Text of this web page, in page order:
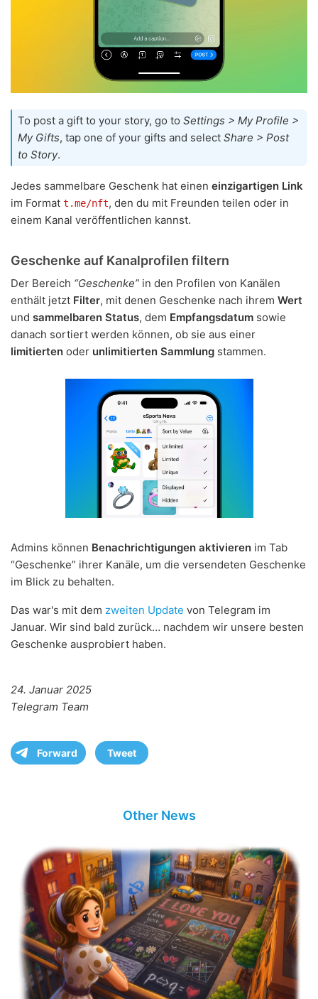
To post a gift to your story, go to Settings > My Profile >
My Gifts, tap one of your gifts and select Share > Post
to Story.
Jedes sammelbare Geschenk hat einen einzigartigen Link
im Format t.me/nft, den du mit Freunden teilen oder in
einem Kanal veröffentlichen kannst.
Geschenke auf Kanalprofilen filtern
Der Bereich “Geschenke” in den Profilen von Kanälen
enthält jetzt Filter, mit denen Geschenke nach ihrem Wert
und sammelbaren Status, dem Empfangsdatum sowie
danach sortiert werden können, ob sie aus einer
limitierten oder unlimitierten Sammlung stammen.
Admins können Benachrichtigungen aktivieren im Tab
“Geschenke” ihrer Kanäle, um die versendeten Geschenke
im Blick zu behalten.
Das war's mit dem zweiten Update von Telegram im
Januar. Wir sind bald zurück… nachdem wir unsere besten
Geschenke ausprobiert haben.
24. Januar 2025
Telegram Team
Forward Tweet
Other News